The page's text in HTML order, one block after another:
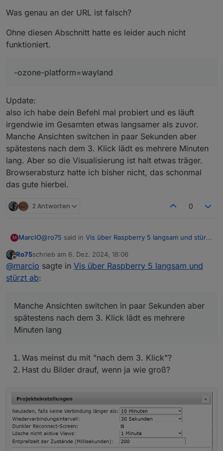
@marcio sagte in Vis über Raspberry 5 langsam und
--disk-cache-size=0
hier auch
So und nun mal bitte ganz genau. Welcher Browser läuft
bei Dir. Chrom oder Chromium oder?
Ro75.
Was genau an der URL ist falsch?
Ohne diesen Abschnitt hatte es leider auch nicht
funktioniert.
-ozone-platform=wayland
Update:
also ich habe dein Befehl mal probiert und es läuft
irgendwie im Gesamten etwas langsamer als zuvor.
Manche Ansichten switchen in paar Sekunden aber
spätestens nach dem 3. Klick lädt es mehrere Minuten
lang. Aber so die Visualisierung ist halt etwas träger.
Browserabsturz hatte ich bisher nicht, das schonmal
das gute hierbei.
2 Antworten 0
M MarcIO@ro75 said in Vis über Raspberry 5 langsam und stürzt
Bei mir läuft Chromium. Ich habe es auch mal mit
Firefox probiert, war aber nicht besser.
funktioniert.
-ozone-platform=wayland
also ich habe dein Befehl mal probiert und es läuft
irgendwie im Gesamten etwas langsamer als zuvor.
Manche Ansichten switchen in paar Sekunden aber
lang. Aber so die Visualisierung ist halt etwas träger.
Browserabsturz hatte ich bisher nicht, das schonmal
das gute hierbei.
Offline
Ro75schrieb am 6. Dez. 2024, 18:06
zuletzt editiert von
@marcio sagte in Vis über Raspberry 5 langsam und
stürzt ab:
Manche Ansichten switchen in paar Sekunden aber
spätestens nach dem 3. Klick lädt es mehrere
Minuten lang
Was meinst du mit "nach dem 3. Klick"?
Hast du Bilder drauf, wenn ja wie groß?